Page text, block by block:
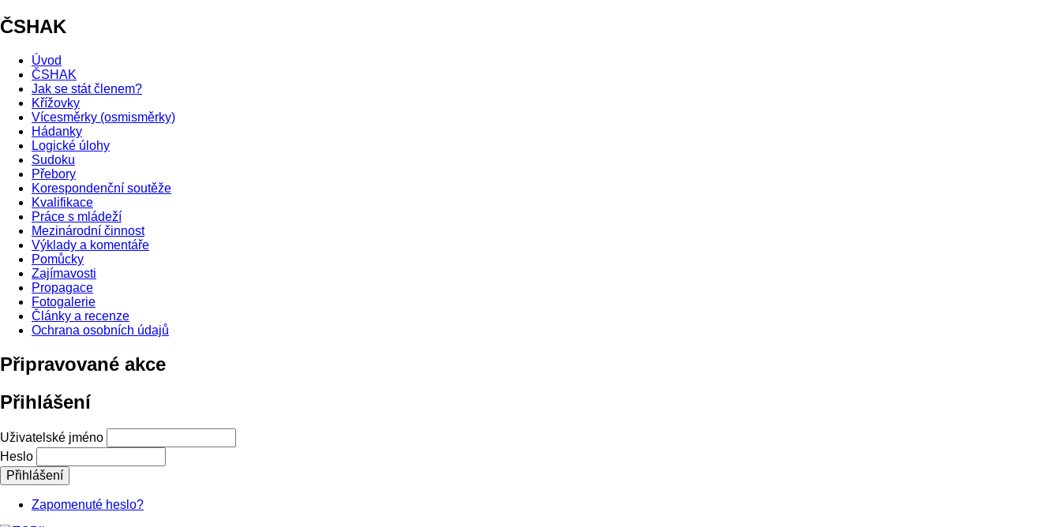
ČSHAK
Úvod
ČSHAK
Jak se stát členem?
Křížovky
Vícesměrky (osmisměrky)
Hádanky
Logické úlohy
Sudoku
Přebory
Korespondenční soutěže
Kvalifikace
Práce s mládeží
Mezinárodní činnost
Výklady a komentáře
Pomůcky
Zajímavosti
Propagace
Fotogalerie
Články a recenze
Ochrana osobních údajů
Připravované akce
Přihlášení
Uživatelské jméno
Heslo
Zapomenuté heslo?